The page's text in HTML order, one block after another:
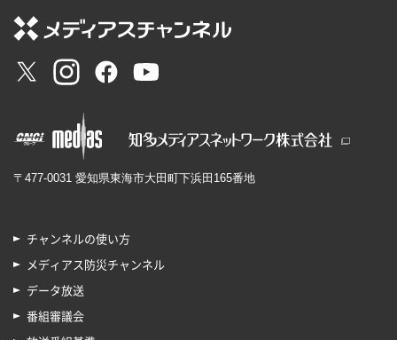
〒477-0031 愛知県東海市大田町下浜田165番地
チャンネルの使い方
メディアス防災チャンネル
データ放送
番組審議会